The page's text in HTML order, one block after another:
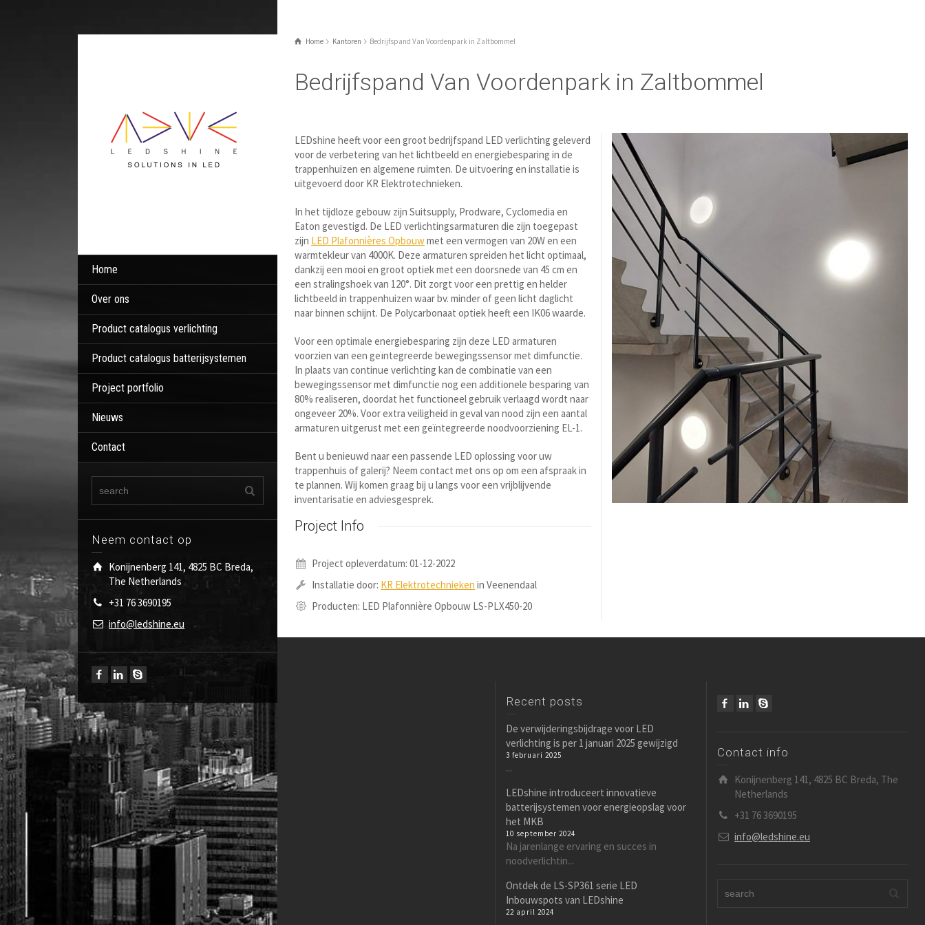
Home
Over ons
Product catalogus verlichting
Product catalogus batterijsystemen
Project portfolio
Nieuws
Contact
Neem contact op
Konijnenberg 141, 4825 BC Breda,
The Netherlands
+31 76 3690195
info@ledshine.eu
Home Kantoren Bedrijfspand Van Voordenpark in Zaltbommel
Bedrijfspand Van Voordenpark in Zaltbommel
LEDshine heeft voor een groot bedrijfspand LED verlichting geleverd
voor de verbetering van het lichtbeeld en energiebesparing in de
trappenhuizen en algemene ruimten. De uitvoering en installatie is
uitgevoerd door KR Elektrotechnieken.
In het tijdloze gebouw zijn Suitsupply, Prodware, Cyclomedia en
Eaton gevestigd. De LED verlichtingsarmaturen die zijn toegepast
zijn LED Plafonnières Opbouwmet een vermogen van 20W en een
warmtekleur van 4000K. Deze armaturen spreiden het licht optimaal,
dankzij een mooi en groot optiek met een doorsnede van 45 cm en
een stralingshoek van 120°. Dit zorgt voor een prettig en helder
lichtbeeld in trappenhuizen waar bv. minder of geen licht daglicht
naar binnen schijnt. De Polycarbonaat optiek heeft een IK06 waarde.
Voor een optimale energiebesparing zijn deze LED armaturen
voorzien van een geïntegreerde bewegingssensor met dimfunctie.
In plaats van continue verlichting kan de combinatie van een
bewegingssensor met dimfunctie nog een additionele besparing van
80% realiseren, doordat het functioneel gebruik verlaagd wordt naar
ongeveer 20%. Voor extra veiligheid in geval van nood zijn een aantal
armaturen uitgerust met een geïntegreerde noodvoorziening EL-1.
Bent u benieuwd naar een passende LED oplossing voor uw
trappenhuis of galerij? Neem contact met ons op om een afspraak in
te plannen. Wij komen graag bij u langs voor een vrijblijvende
inventarisatie en adviesgesprek.
Project Info
Project opleverdatum: 01-12-2022
Installatie door: KR Elektrotechnieken in Veenendaal
Producten: LED Plafonnière Opbouw LS-PLX450-20
Recent posts
De verwijderingsbijdrage voor LED
verlichting is per 1 januari 2025 gewijzigd
3 februari 2025
...
LEDshine introduceert innovatieve
batterijsystemen voor energieopslag voor
het MKB
10 september 2024
Na jarenlange ervaring en succes in
noodverlichtin...
Ontdek de LS-SP361 serie LED
Inbouwspots van LEDshine
22 april 2024
Contact info
Konijnenberg 141, 4825 BC Breda, The
Netherlands
+31 76 3690195
info@ledshine.eu